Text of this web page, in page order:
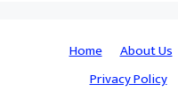
Home About Us
Privacy Policy